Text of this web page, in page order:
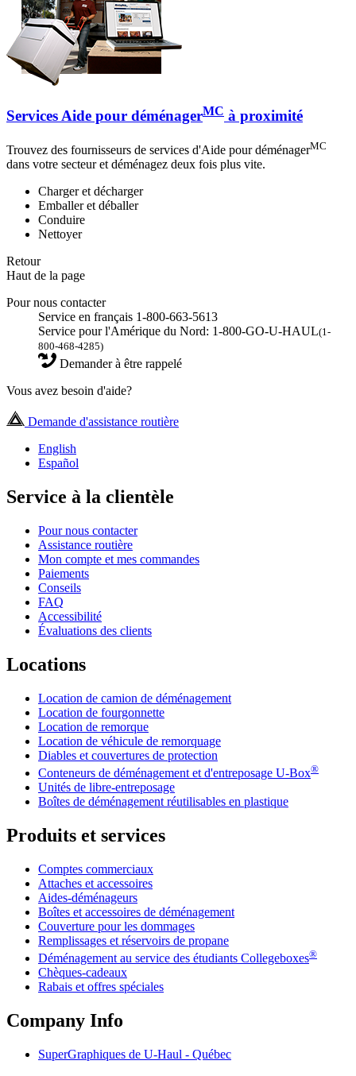
Services Aide pour déménagerMC à proximité
Trouvez des fournisseurs de services d'Aide pour déménagerMC
dans votre secteur et déménagez deux fois plus vite.
Charger et décharger
Emballer et déballer
Conduire
Nettoyer
Retour
Haut de la page
Pour nous contacter
Service en français 1-800-663-5613
Service pour l'Amérique du Nord: 1-800-GO-U-HAUL(1-
800-468-4285)
Demander à être rappelé
Vous avez besoin d'aide?
Demande d'assistance routière
English
Español
Service à la clientèle
Pour nous contacter
Assistance routière
Mon compte et mes commandes
Paiements
Conseils
FAQ
Accessibilité
Évaluations des clients
Locations
Location de camion de déménagement
Location de fourgonnette
Location de remorque
Location de véhicule de remorquage
Diables et couvertures de protection
Conteneurs de déménagement et d'entreposage U-Box®
Unités de libre-entreposage
Boîtes de déménagement réutilisables en plastique
Produits et services
Comptes commerciaux
Attaches et accessoires
Aides-déménageurs
Boîtes et accessoires de déménagement
Couverture pour les dommages
Remplissages et réservoirs de propane
Déménagement au service des étudiants Collegeboxes®
Chèques-cadeaux
Rabais et offres spéciales
Company Info
SuperGraphiques de U-Haul - Québec